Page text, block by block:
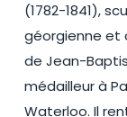
(1782-1841),
géorgienne et
de Jean-
médailleur à
Waterloo. Il